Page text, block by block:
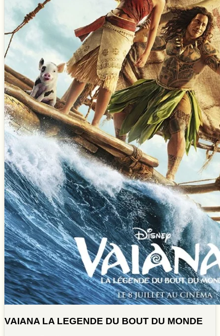
VAIANA LA LEGENDE DU BOUT DU MONDE